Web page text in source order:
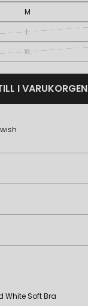
M
L
XL
I VARUKORGEN
White Soft Bra